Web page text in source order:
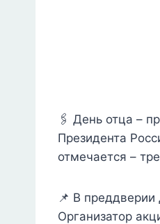
🖇 День отца –
Президента
отмечается –
📌 В
Организатор